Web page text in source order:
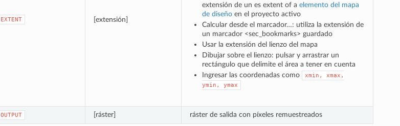
EXTENT [extensión]
extensión de un es extent of a elemento del mapa
de diseñoen el proyecto activo
Calcular desde el marcador…: utiliza la extensión de
un marcador <sec_bookmarks> guardado
Usar la extensión del lienzo del mapa
Dibujar sobre el lienzo: pulsar y arrastrar un
rectángulo que delimite el área a tener en cuenta
Ingresar las coordenadas como
xmin,
xmax,
ymin,
ymax
OUTPUT [ráster] ráster de salida con píxeles remuestreados